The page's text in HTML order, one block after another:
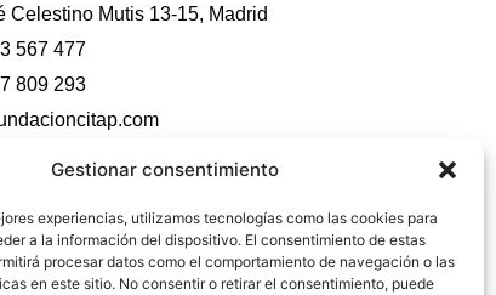
Gestionar consentimiento
experiencias, utilizamos tecnologías como las cookies para
a la información del dispositivo. El consentimiento de estas
procesar datos como el comportamiento de navegación o las
en este sitio. No consentir o retirar el consentimiento, puede
Celestino Mutis 13-15, Madrid
567 477
809 293